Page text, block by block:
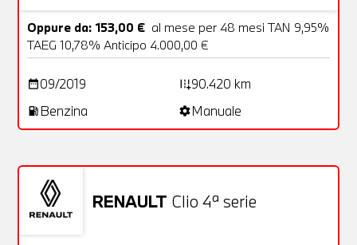
Oppure da: 153,00 € al mese per 48 mesi TAN 9,95%
TAEG 10,78% Anticipo 4.000,00 €
date_range09/2019 add_road90.420 km
local_gas_station Benzina settingsManuale
RENAULT Clio 4ª serie
Usato